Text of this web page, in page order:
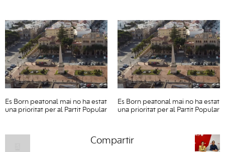
Es Born peatonal mai no ha estat
una prioritat per al Partit Popular
Es Born peatonal mai no ha estat
una prioritat per al Partit Popular
Compartir